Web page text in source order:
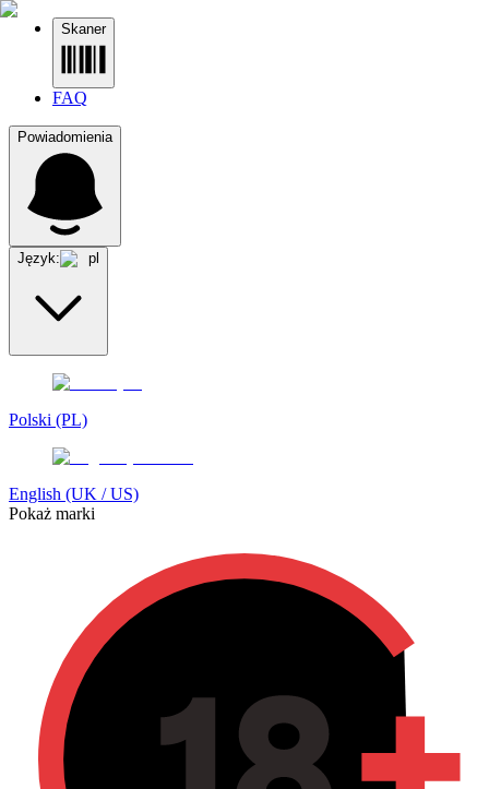
Skaner
FAQ
Powiadomienia
Język: pl
Polski (PL)
English (UK / US)
Pokaż marki